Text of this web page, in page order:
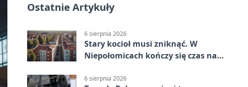
Ostatnie Artykuły
6 sierpnia 2026
Stary kocioł musi zniknąć. W
Niepołomicach kończy się czas na
6 sierpnia 2026